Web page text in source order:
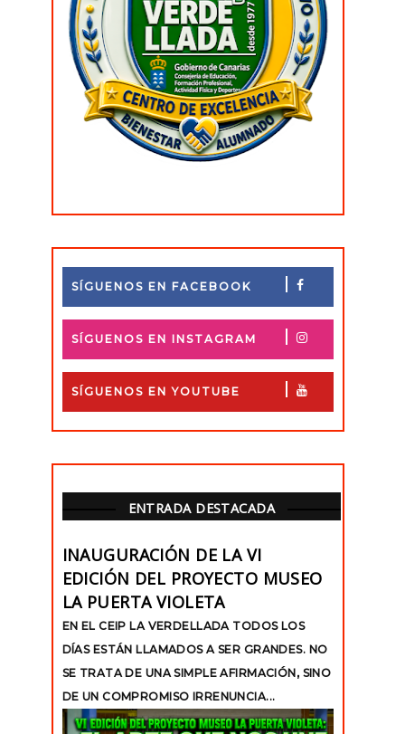
SÍGUENOS EN FACEBOOK
SÍGUENOS EN INSTAGRAM
SÍGUENOS EN YOUTUBE
ENTRADA DESTACADA
INAUGURACIÓN DE LA VI
EDICIÓN DEL PROYECTO MUSEO
LA PUERTA VIOLETA
EN EL CEIP LA VERDELLADA TODOS LOS
DÍAS ESTÁN LLAMADOS A SER GRANDES. NO
SE TRATA DE UNA SIMPLE AFIRMACIÓN, SINO
DE UN COMPROMISO IRRENUNCIA...